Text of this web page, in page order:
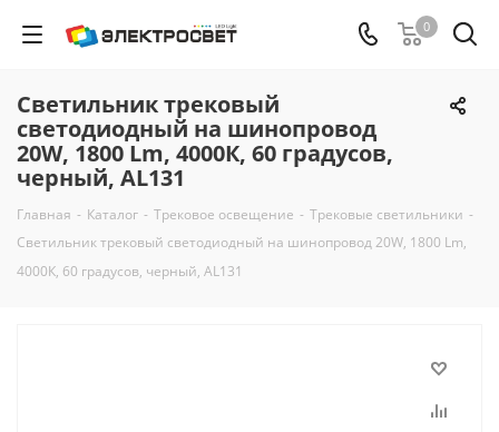
0
Светильник трековый
светодиодный на шинопровод
20W, 1800 Lm, 4000К, 60 градусов,
черный, AL131
Главная - Каталог - Трековое освещение - Трековые светильники -
Светильник трековый светодиодный на шинопровод 20W, 1800 Lm,
4000К, 60 градусов, черный, AL131